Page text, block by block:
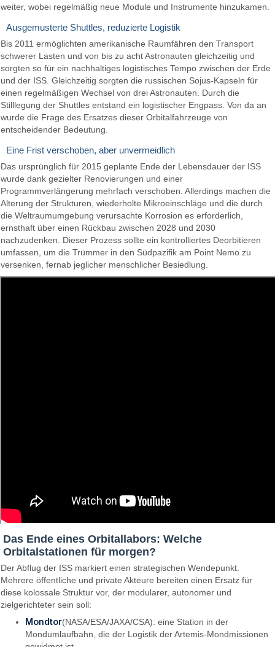
weiter, wobei regelmäßig neue Module und Instrumente hinzukamen.
Ausgemusterte Shuttles, reduzierte Logistik
Bis 2011 ermöglichten amerikanische Raumfähren den Transport
schwerer Lasten und von bis zu acht Astronauten gleichzeitig und
sorgten so für ein nachhaltiges logistisches Tempo zwischen der Erde
und der ISS. Gleichzeitig sorgten die russischen Sojus-Kapseln für
einen regelmäßigen Wechsel von drei Astronauten. Durch die
Stilllegung der Shuttles entstand ein logistischer Engpass. Von da an
wurde die Frage des Ersatzes dieser Orbitalfahrzeuge von
entscheidender Bedeutung.
Eine Frist verschoben, aber unvermeidlich
Das ursprünglich für 2015 geplante Ende der Lebensdauer der ISS
wurde dank gezielter Renovierungen und einer
Programmverlängerung mehrfach verschoben. Allerdings machen die
Alterung der Strukturen, wiederholte Mikroeinschläge und die durch
die Weltraumumgebung verursachte Korrosion es erforderlich,
ernsthaft über einen Rückbau zwischen 2028 und 2030
nachzudenken. Dieser Prozess sollte ein kontrolliertes Deorbitieren
umfassen, um die Trümmer in den Südpazifik am Point Nemo zu
versenken, fernab jeglicher menschlicher Besiedlung.
Das Ende eines Orbitallabors: Welche
Orbitalstationen für morgen?
Der Abflug der ISS markiert einen strategischen Wendepunkt.
Mehrere öffentliche und private Akteure bereiten einen Ersatz für
diese kolossale Struktur vor, der modularer, autonomer und
zielgerichteter sein soll:
Mondtor(NASA/ESA/JAXA/CSA): eine Station in der
Mondumlaufbahn, die der Logistik der Artemis-Mondmissionen